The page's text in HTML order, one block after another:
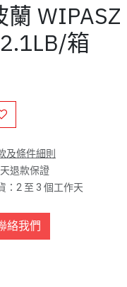
蘭
箱
及條件細則
退款保證
：2 至 3 個工作天
絡我們